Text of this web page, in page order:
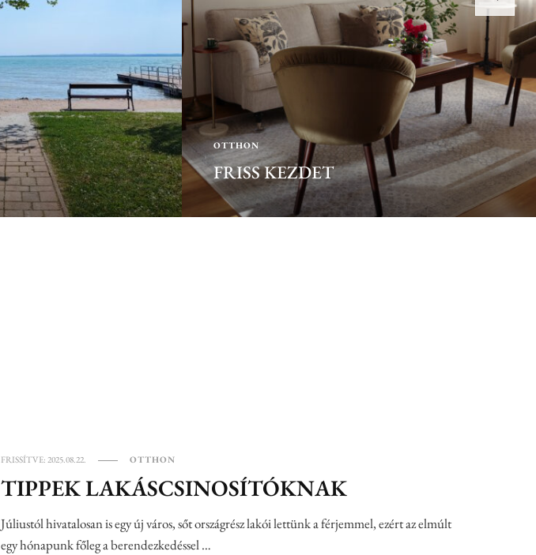
OTTHON
FRISS KEZDET
FRISSÍTVE: 2025.08.22. OTTHON
TIPPEK LAKÁSCSINOSÍTÓKNAK
Júliustól hivatalosan is egy új város, sőt országrész lakói lettünk a férjemmel, ezért az elmúlt
egy hónapunk főleg a berendezkedéssel …